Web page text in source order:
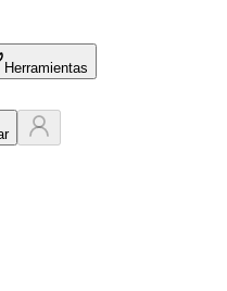
Herramientas